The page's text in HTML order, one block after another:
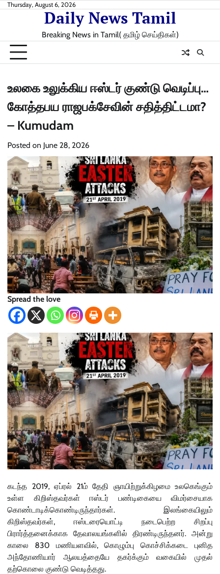
SkipThursday, August 6, 2026
Daily News Tamil
Breaking News in Tamil( தமிழ் செய்திகள்)
உலகை உலுக்கிய ஈஸ்டர் குண்டு வெடிப்பு…
கோத்தபய ராஜபக்சேவின் சதித்திட்டமா?
– Kumudam
Posted on June 28, 2026
Spread the love
கடந்த 2019, ஏப்ரல் 21ம் தேதி ஞாயிற்றுக்கிழமை உலகெங்கும்
உள்ள கிறிஸ்தவர்கள் ஈஸ்டர் பண்டிகையை விமர்சையாக
கொண்டாடிக்கொண்டிருந்தார்கள். இலங்கையிலும்
கிறிஸ்தவர்கள், ஈஸ்டரையொட்டி நடைபெற்ற சிறப்பு
பிரார்த்தனைக்காக தேவாலயங்களில் திரண்டிருந்தனர். அன்று
காலை 830 மணியளவில், கொழும்பு கொச்சிக்கடை புனித
அந்தோணியார் ஆலயத்தையே தகர்க்கும் வகையில் முதல்
தற்கொலை குண்டு வெடித்தது.